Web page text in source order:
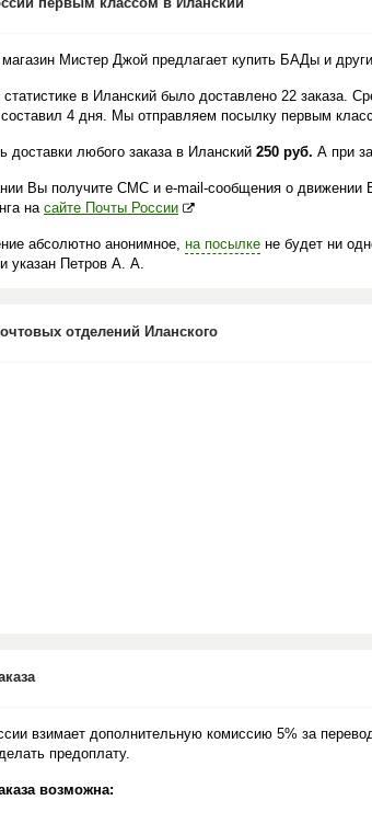
магазин Мистер Джой предлагает купить БАДы и
в Иланский было доставлено 22 заказа.
составил 4 дня. Мы отправляем посылку первым
доставки любого заказа в Иланский 250 руб. А при
Вы получите СМС и e-mail-сообщения о
на сайте Почты России
абсолютно анонимное, на посылке не будет ни
указан Петров А. А.
отделений Иланского
взимает дополнительную комиссию 5% за
предоплату.
возможна: